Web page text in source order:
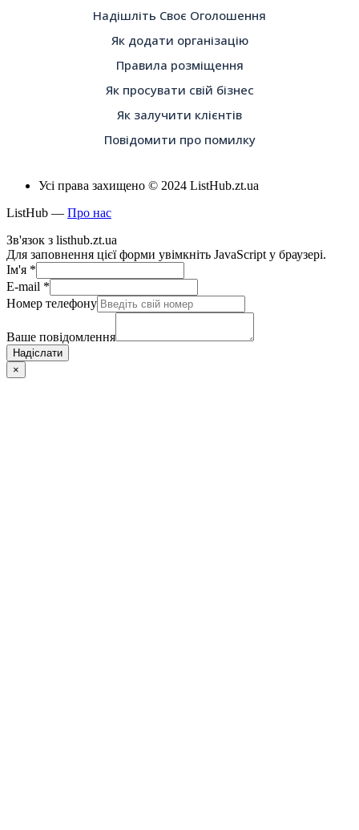
Надішліть Своє Оголошення
Як додати організацію
Правила розміщення
Як просувати свій бізнес
Як залучити клієнтів
Повідомити про помилку
Усі права захищено © 2024 ListHub.zt.ua
ListHub — Про нас
Зв'язок з listhub.zt.ua
Для заповнення цієї форми увімкніть JavaScript у браузері.
Ім'я *
E-mail *
Номер телефону
Ваше повідомлення
Надіслати
×